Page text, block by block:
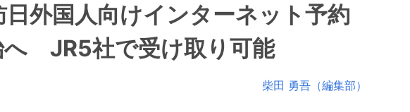
日外国人向けインターネット予約
へ JR5社で受け取り可能
柴田 勇吾（編集部）